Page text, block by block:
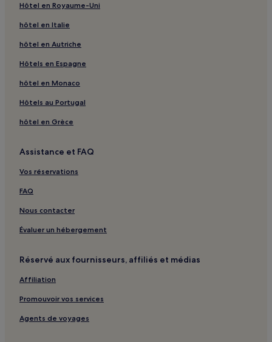
Hôtel en Royaume-Uni
hôtel en Italie
hôtel en Autriche
Hôtels en Espagne
hôtel en Monaco
Hôtels au Portugal
hôtel en Grèce
Assistance et FAQ
Vos réservations
FAQ
Nous contacter
Évaluer un hébergement
Réservé aux fournisseurs, affiliés et médias
Affiliation
Promouvoir vos services
Agents de voyages